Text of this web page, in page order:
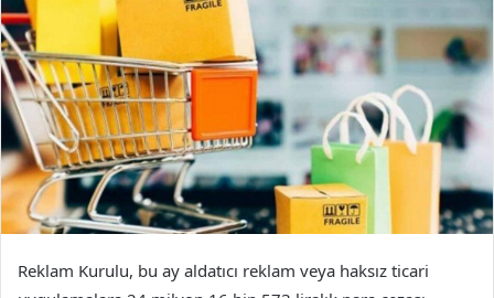
Reklam Kurulu, bu ay aldatıcı reklam veya haksız ticari